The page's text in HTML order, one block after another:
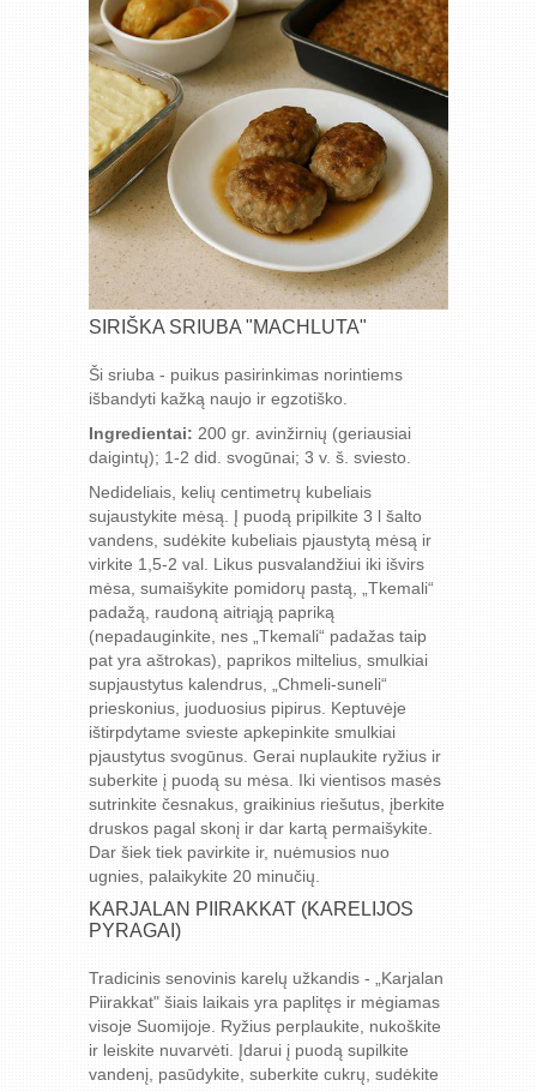
SIRIŠKA SRIUBA "MACHLUTA"
Ši sriuba - puikus pasirinkimas norintiems
išbandyti kažką naujo ir egzotiško.
Ingredientai: 200 gr. avinžirnių (geriausiai
daigintų); 1-2 did. svogūnai; 3 v. š. sviesto.
Nedideliais, kelių centimetrų kubeliais
sujaustykite mėsą. Į puodą pripilkite 3 l šalto
vandens, sudėkite kubeliais pjaustytą mėsą ir
virkite 1,5-2 val. Likus pusvalandžiui iki išvirs
mėsa, sumaišykite pomidorų pastą, „Tkemali“
padažą, raudoną aitriąją papriką
(nepadauginkite, nes „Tkemali“ padažas taip
pat yra aštrokas), paprikos miltelius, smulkiai
supjaustytus kalendrus, „Chmeli-suneli“
prieskonius, juoduosius pipirus. Keptuvėje
ištirpdytame svieste apkepinkite smulkiai
pjaustytus svogūnus. Gerai nuplaukite ryžius ir
suberkite į puodą su mėsa. Iki vientisos masės
sutrinkite česnakus, graikinius riešutus, įberkite
druskos pagal skonį ir dar kartą permaišykite.
Dar šiek tiek pavirkite ir, nuėmusios nuo
ugnies, palaikykite 20 minučių.
KARJALAN PIIRAKKAT (KARELIJOS
PYRAGAI)
Tradicinis senovinis karelų užkandis - „Karjalan
Piirakkat" šiais laikais yra paplitęs ir mėgiamas
visoje Suomijoje. Ryžius perplaukite, nukoškite
ir leiskite nuvarvėti. Įdarui į puodą supilkite
vandenį, pasūdykite, suberkite cukrų, sudėkite